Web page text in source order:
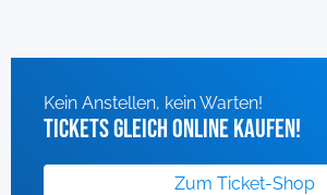
Kein Anstellen, kein Warten!
Tickets gleich online kaufen!
Zum Ticket-Shop